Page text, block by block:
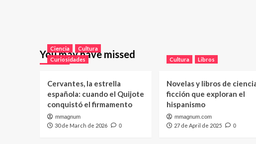
You may have missed
Ciencia
Cultura
Curiosidades
Cervantes, la estrella
española: cuando el Quijote
conquistó el firmamento
mmagnum
30 de March de 2026 0
Cultura Libros
Novelas y libros de
ficción que exploran el
hispanismo
mmagnum.com
27 de April de 2025 0